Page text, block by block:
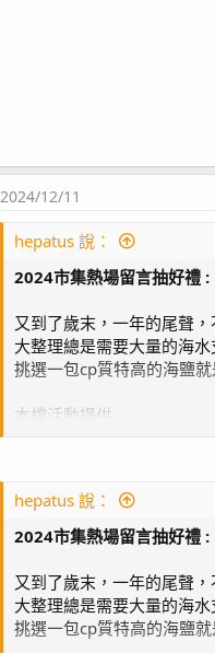
2024/12/11
hepatus 說：
2024市集熱場留言抽好禮 :
又到了歲末，一年的尾聲
大整理總是需要大量的海水
挑選一包cp質特高的海鹽
本檔活動提供
金幣1000枚7個名額
只要留言寫下上方藍色本檔
中獎的就可以免費獲得海
有抽到金幣的魚友，半年
金幣可以用來抵扣站上部分
hepatus 說：
2024市集熱場留言抽好禮 :
又到了歲末，一年的尾聲
大整理總是需要大量的海水
挑選一包cp質特高的海鹽